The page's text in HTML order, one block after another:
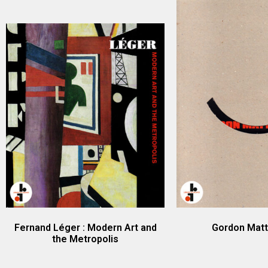
Fernand Léger : Modern Art and
the Metropolis
Gordon